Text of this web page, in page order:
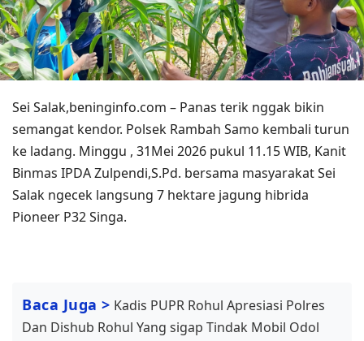
Sei Salak,beninginfo.com – Panas terik nggak bikin
semangat kendor. Polsek Rambah Samo kembali turun
ke ladang. Minggu , 31Mei 2026 pukul 11.15 WIB, Kanit
Binmas IPDA Zulpendi,S.Pd. bersama masyarakat Sei
Salak ngecek langsung 7 hektare jagung hibrida
Pioneer P32 Singa.
Baca Juga > Kadis PUPR Rohul Apresiasi Polres
Dan Dishub Rohul Yang sigap Tindak Mobil Odol